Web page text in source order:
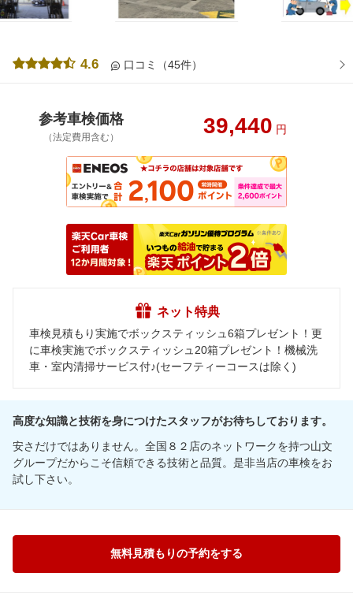
4.6 口コミ（45件）
参考車検価格
（法定費用含む） 39,440 円
ネット特典
車検見積もり実施でボックスティッシュ6箱プレゼント！更
に車検実施でボックスティッシュ20箱プレゼント！機械洗
車・室内清掃サービス付♪(セーフティーコースは除く)
高度な知識と技術を身につけたスタッフがお待ちしております。
安さだけではありません。全国８２店のネットワークを持つ山文
グループだからこそ信頼できる技術と品質。是非当店の車検をお
試し下さい。
無料見積もりの予約をする